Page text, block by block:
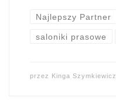
Najlepszy Partner
saloniki prasowe
przez Kinga Szymkiewicz